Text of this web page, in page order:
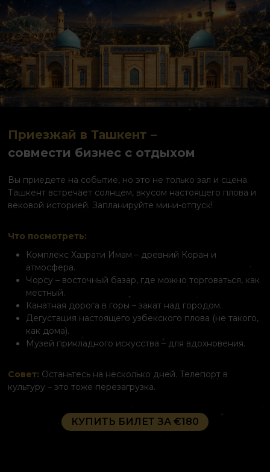
Приезжай в Ташкент –
совмести бизнес с отдыхом
Вы приедете на событие, но это не только зал и сцена.
Ташкент встречает солнцем, вкусом настоящего плова и
вековой историей. Запланируйте мини-отпуск!
Что посмотреть:
Комплекс Хазрати Имам – древний Коран и
атмосфера.
Чорсу – восточный базар, где можно торговаться, как
местный.
Канатная дорога в горы – закат над городом.
Дегустация настоящего узбекского плова (не такого,
как дома).
Музей прикладного искусства – для вдохновения.
Совет: Останьтесь на несколько дней. Телепорт в
культуру – это тоже перезагрузка.
КУПИТЬ БИЛЕТ ЗА €180